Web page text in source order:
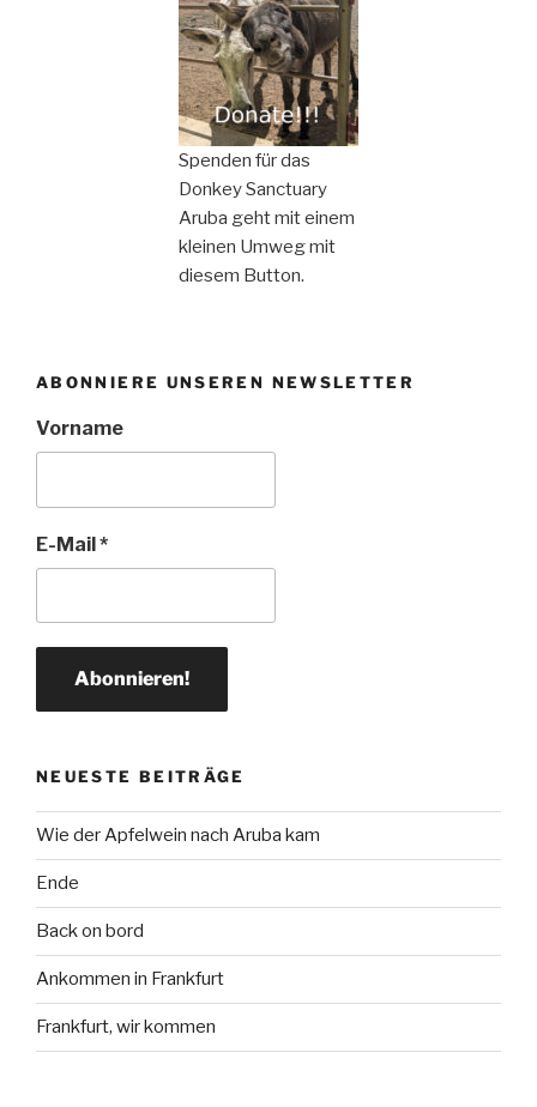
Spenden für das
Donkey Sanctuary
Aruba geht mit einem
kleinen Umweg mit
diesem Button.
ABONNIERE UNSEREN NEWSLETTER
Vorname
E-Mail*
NEUESTE BEITRÄGE
Wie der Apfelwein nach Aruba kam
Ende
Back on bord
Ankommen in Frankfurt
Frankfurt, wir kommen